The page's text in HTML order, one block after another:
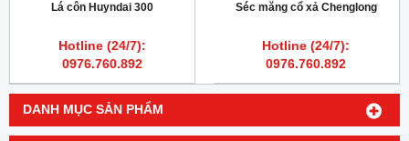
DANH MỤC SẢN PHẨM
Lá côn Huyndai 300
Hotline (24/7):
0976.760.892
Séc măng cổ xả Chenglong
Hotline (24/7):
0976.760.892